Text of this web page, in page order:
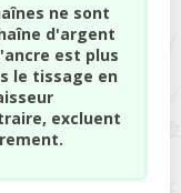
ne sont
d'argent
est plus
le tissage en
excluent